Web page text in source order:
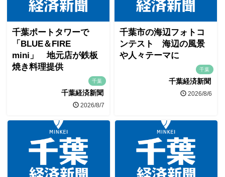
千葉ポートタワーで
「BLUE＆FIRE
mini」 地元店が鉄板
焼き料理提供
千葉
千葉経済新聞
2026/8/7
千葉市の海辺フォトコ
ンテスト 海辺の風景
や人々テーマに
千葉
千葉経済新聞
2026/8/6